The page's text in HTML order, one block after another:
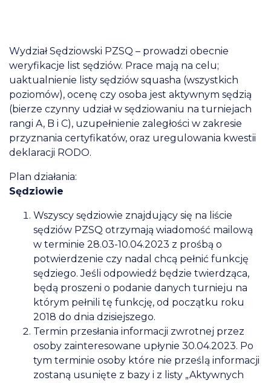
Wydział Sędziowski PZSQ – prowadzi obecnie
weryfikacje list sędziów. Prace mają na celu;
uaktualnienie listy sędziów squasha (wszystkich
poziomów), ocenę czy osoba jest aktywnym sędzią
(bierze czynny udział w sędziowaniu na turniejach
rangi A, B i C), uzupełnienie zaległości w zakresie
przyznania certyfikatów, oraz uregulowania kwestii
deklaracji RODO.
Plan działania:
Sędziowie
Wszyscy sędziowie znajdujący się na liście
sędziów PZSQ otrzymają wiadomość mailową
w terminie 28.03-10.04.2023 z prośbą o
potwierdzenie czy nadal chcą pełnić funkcję
sędziego. Jeśli odpowiedź będzie twierdząca,
będą proszeni o podanie danych turnieju na
którym pełnili tę funkcję, od początku roku
2018 do dnia dzisiejszego.
Termin przesłania informacji zwrotnej przez
osoby zainteresowane upłynie 30.04.2023. Po
tym terminie osoby które nie prześlą informacji
zostaną usunięte z bazy i z listy „Aktywnych